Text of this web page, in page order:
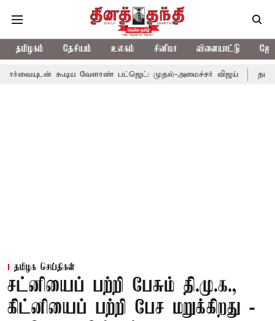
தமிழகம் தேசியம் உலகம் சினிமா விளையாட்டு
வேளாண் பட்ஜெட்: முதல்-அமைச்சர் விஜய் தமிழக
தமிழக செய்திகள்
சட்னியைப் பற்றி பேசும் தி.மு.க.,
கிட்னியைப் பற்றி பேச மறுக்கிறது -